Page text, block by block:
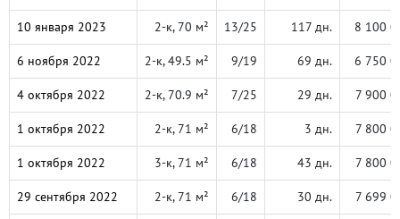
10 января 2023 2-к, 70 м² 13/25 117 дн. 8 100
6 ноября 2022 2-к, 49.5 м² 9/19 69 дн. 6 750
4 октября 2022 2-к, 70.9 м² 7/25 29 дн. 7 900
1 октября 2022 2-к, 71 м² 6/18 3 дн. 7 800
1 октября 2022 3-к, 71 м² 6/18 43 дн. 7 800
29 сентября 2022 2-к, 71 м² 6/18 30 дн. 7 699